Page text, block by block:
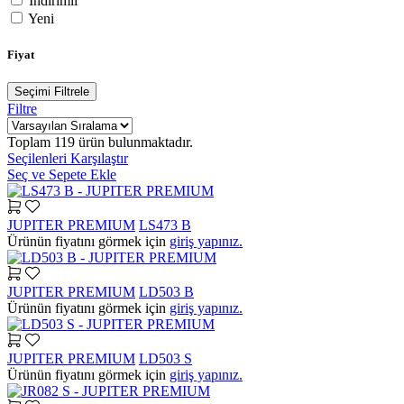
Yeni
Fiyat
Seçimi Filtrele
Filtre
Toplam 119 ürün bulunmaktadır.
Seçilenleri Karşılaştır
Seç ve Sepete Ekle
JUPITER PREMIUM LS473 B
Ürünün fiyatını görmek için giriş yapınız.
JUPITER PREMIUM LD503 B
Ürünün fiyatını görmek için giriş yapınız.
JUPITER PREMIUM LD503 S
Ürünün fiyatını görmek için giriş yapınız.